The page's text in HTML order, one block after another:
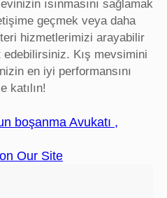
ısınmasını sağlamak
geçmek veya daha
hizmetlerimizi arayabilir
Kış mevsimini
en iyi performansını
katılın!
boşanma Avukatı ,
Our Site